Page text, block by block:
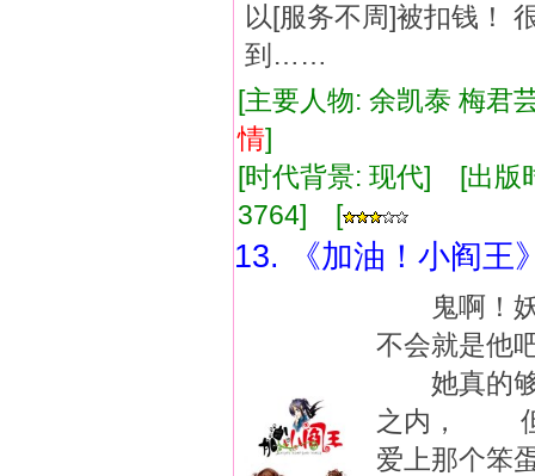
以[服务不周]被扣钱！
到……
[主要人物: 余凯泰 梅
情]
[时代背景: 现代] [出
3764] [
13. 《加油！小阎王
鬼啊！
不会就是
她真的
之内， 但
爱上那个